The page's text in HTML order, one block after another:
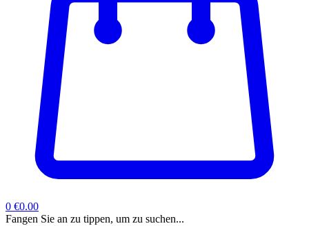
0 €0.00
Fangen Sie an zu tippen, um zu suchen...